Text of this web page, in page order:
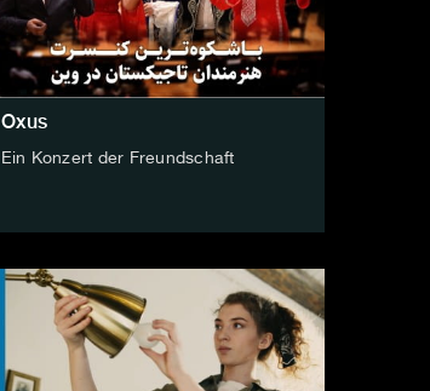
Oxus
Ein Konzert der Freundschaft